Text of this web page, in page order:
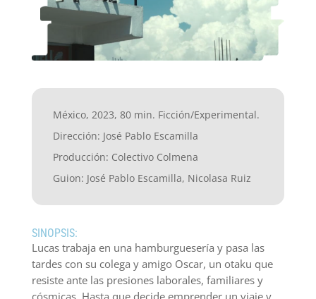
México, 2023, 80 min. Ficción/Experimental.
Dirección: José Pablo Escamilla
Producción: Colectivo Colmena
Guion: José Pablo Escamilla, Nicolasa Ruiz
SINOPSIS:
Lucas trabaja en una hamburguesería y pasa las
tardes con su colega y amigo Oscar, un otaku que
resiste ante las presiones laborales, familiares y
cósmicas. Hasta que decide emprender un viaje y